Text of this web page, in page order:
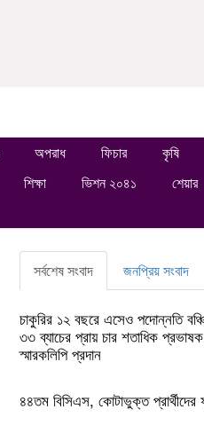
অপরাধ ফিচার কৃষি
শিক্ষা ভিশন ২০৪১ শেয়ার
সর্বশেষ সংবাদ জনপ্রিয় সংবাদ
চাকুরির ১২ বছরে এসেও পদোন্নতি
৩৩ ব্যাচের প্রায় চার শতাধিক
স্মারকলিপি প্রদান
৪৪তম বিসিএস, কোটাভুক্ত প্রার্থীদের